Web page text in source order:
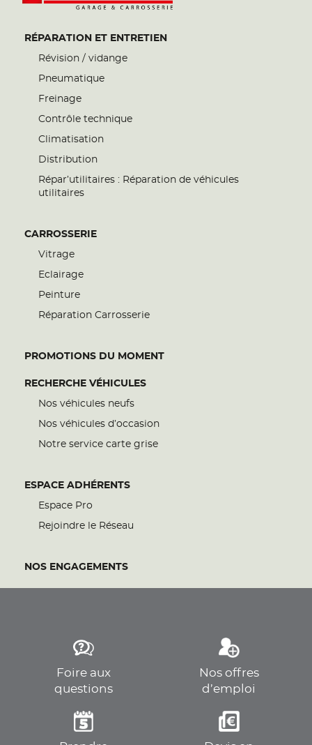
RÉPARATION ET ENTRETIEN
Révision / vidange
Pneumatique
Freinage
Contrôle technique
Climatisation
Distribution
Répar’utilitaires : Réparation de véhicules
utilitaires
CARROSSERIE
Vitrage
Eclairage
Peinture
Réparation Carrosserie
PROMOTIONS DU MOMENT
RECHERCHE VÉHICULES
Nos véhicules neufs
Nos véhicules d’occasion
Notre service carte grise
ESPACE ADHÉRENTS
Espace Pro
Rejoindre le Réseau
NOS ENGAGEMENTS
Foire aux
questions
Nos offres
d’emploi